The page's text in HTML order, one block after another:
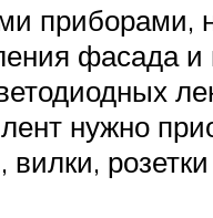
приборами,
фасада
нужно